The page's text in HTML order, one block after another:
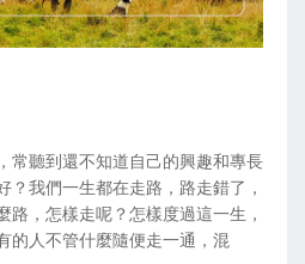
常聽到還不知道自己的興趣和專長
？我們一生都在走路，路走錯了，
路，怎樣走呢？怎樣度過這一生，
的人不管什麼隨便走一通，混